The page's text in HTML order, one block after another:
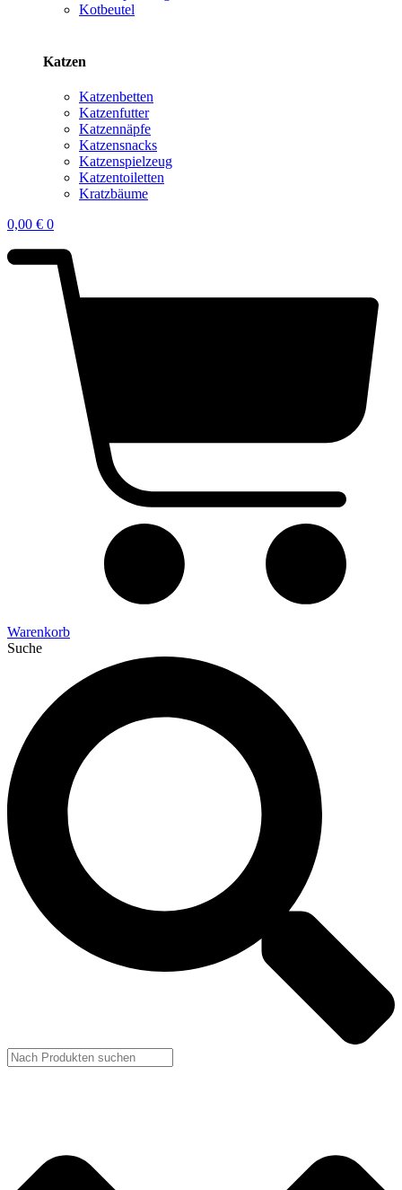
Kotbeutel
Katzen
Katzenbetten
Katzenfutter
Katzennäpfe
Katzensnacks
Katzenspielzeug
Katzentoiletten
Kratzbäume
0,00 € 0
Warenkorb
Suche